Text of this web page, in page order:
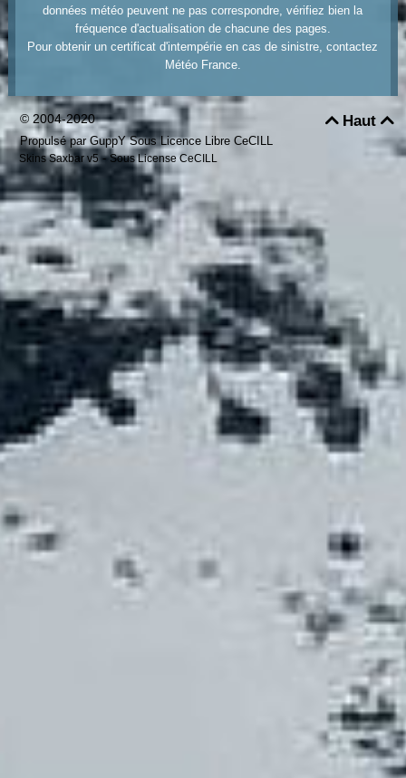
données météo peuvent ne pas correspondre, vérifiez bien la
fréquence d'actualisation de chacune des pages.
Pour obtenir un certificat d'intempérie en cas de sinistre, contactez
Météo France.
Haut
© 2004-2020
Propulsé par GuppYSous Licence Libre CeCILL
Skins Saxbar v5-Sous License CeCILL